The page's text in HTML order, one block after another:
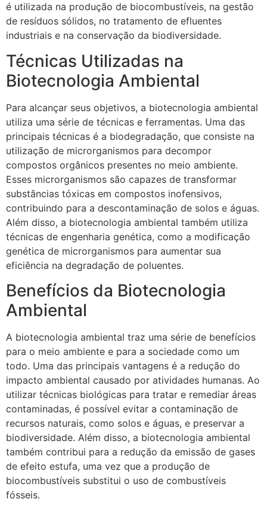
é utilizada na produção de biocombustíveis, na gestão
de resíduos sólidos, no tratamento de efluentes
industriais e na conservação da biodiversidade.
Técnicas Utilizadas na
Biotecnologia Ambiental
Para alcançar seus objetivos, a biotecnologia ambiental
utiliza uma série de técnicas e ferramentas. Uma das
principais técnicas é a biodegradação, que consiste na
utilização de microrganismos para decompor
compostos orgânicos presentes no meio ambiente.
Esses microrganismos são capazes de transformar
substâncias tóxicas em compostos inofensivos,
contribuindo para a descontaminação de solos e águas.
Além disso, a biotecnologia ambiental também utiliza
técnicas de engenharia genética, como a modificação
genética de microrganismos para aumentar sua
eficiência na degradação de poluentes.
Benefícios da Biotecnologia
Ambiental
A biotecnologia ambiental traz uma série de benefícios
para o meio ambiente e para a sociedade como um
todo. Uma das principais vantagens é a redução do
impacto ambiental causado por atividades humanas. Ao
utilizar técnicas biológicas para tratar e remediar áreas
contaminadas, é possível evitar a contaminação de
recursos naturais, como solos e águas, e preservar a
biodiversidade. Além disso, a biotecnologia ambiental
também contribui para a redução da emissão de gases
de efeito estufa, uma vez que a produção de
biocombustíveis substitui o uso de combustíveis
fósseis.